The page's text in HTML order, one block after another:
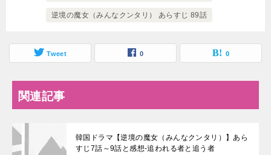
逆境の魔女（みんなクンタリ） あらすじ 89話
Tweet 0 0
関連記事
韓国ドラマ【逆境の魔女（みんなクンタリ）】あら
すじ7話～9話と感想-追われる者と追う者